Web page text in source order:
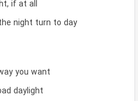
if at all
night turn to day
you want
daylight